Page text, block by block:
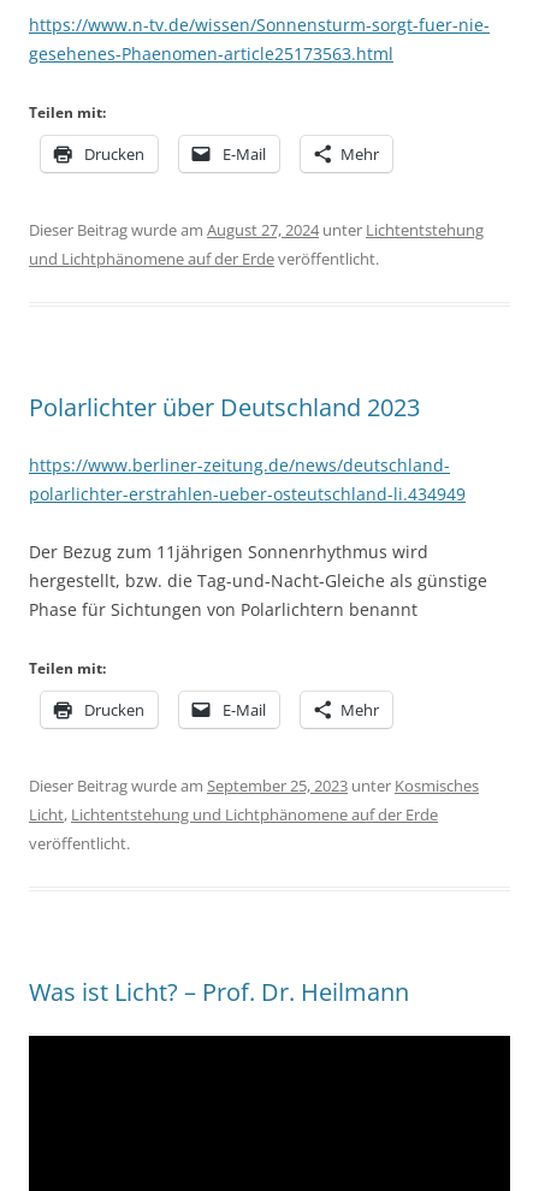
https://www.n-tv.de/wissen/Sonnensturm-sorgt-fuer-nie-
gesehenes-Phaenomen-article25173563.html
Teilen mit:
Drucken E-Mail Mehr
Dieser Beitrag wurde am August 27, 2024unter Lichtentstehung
und Lichtphänomene auf der Erdeveröffentlicht.
Polarlichter über Deutschland 2023
https://www.berliner-zeitung.de/news/deutschland-
polarlichter-erstrahlen-ueber-osteutschland-li.434949
Der Bezug zum 11jährigen Sonnenrhythmus wird
hergestellt, bzw. die Tag-und-Nacht-Gleiche als günstige
Phase für Sichtungen von Polarlichtern benannt
Teilen mit:
Drucken E-Mail Mehr
Dieser Beitrag wurde am September 25, 2023 unter Kosmisches
Licht, Lichtentstehung und Lichtphänomene auf der Erde
veröffentlicht.
Was ist Licht? – Prof. Dr. Heilmann